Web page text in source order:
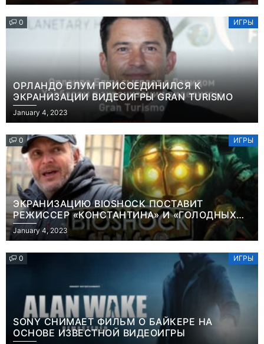
0 ИГРЫ
ОРЛАНДО БЛУМ ПРИСОЕДИНИЛСЯ К
ЭКРАНИЗАЦИИ ВИДЕОИГРЫ GRAN TURISMO
January 4, 2023
0 ИГРЫ
ЭКРАНИЗАЦИЮ BIOSHOCK ПОСТАВИТ
РЕЖИССЕР «КОНСТАНТИНА» И «ГОЛОДНЫХ
ИГР»
January 4, 2023
0 ИГРЫ
SONY СНИМАЕТ ФИЛЬМ О БАЙКЕРЕ НА
ОСНОВЕ ИЗВЕСТНОЙ ВИДЕОИГРЫ
Игры